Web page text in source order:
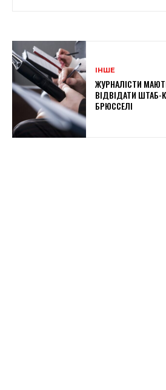
ІНШЕ
ЖУРНАЛІСТИ
ВІДВІДАТИ ШТАБ-
БРЮССЕЛІ